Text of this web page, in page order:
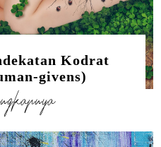
Kodrat
givens)